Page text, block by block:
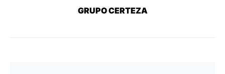
GRUPO CERTEZA